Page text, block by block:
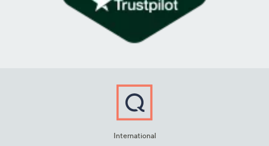
International